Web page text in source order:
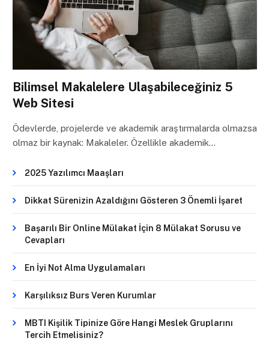
Bilimsel Makalelere Ulaşabileceğiniz 5
Web Sitesi
Ödevlerde, projelerde ve akademik araştırmalarda olmazsa
olmaz bir kaynak: Makaleler. Özellikle akademik…
2025 Yazılımcı Maaşları
Dikkat Sürenizin Azaldığını Gösteren 3 Önemli İşaret
Başarılı Bir Online Mülakat İçin 8 Mülakat Sorusu ve
Cevapları
En İyi Not Alma Uygulamaları
Karşılıksız Burs Veren Kurumlar
MBTI Kişilik Tipinize Göre Hangi Meslek Gruplarını
Tercih Etmelisiniz?